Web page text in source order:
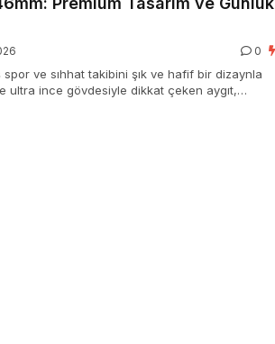
0
ve sıhhat takibini şık ve hafif bir dizaynla
ultra ince gövdesiyle dikkat çeken aygıt,